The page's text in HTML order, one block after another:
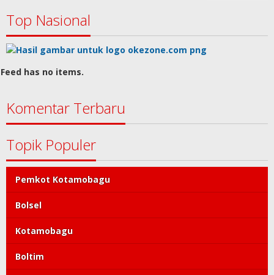
Top Nasional
Feed has no items.
Komentar Terbaru
Topik Populer
Pemkot Kotamobagu
Bolsel
Kotamobagu
Boltim